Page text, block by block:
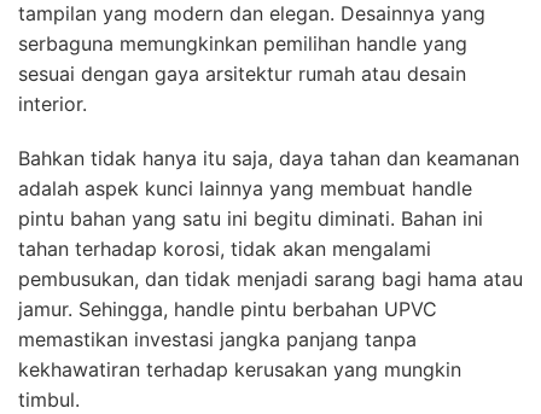
tampilan yang modern dan elegan. Desainnya yang
serbaguna memungkinkan pemilihan handle yang
sesuai dengan gaya arsitektur rumah atau desain
interior.
Bahkan tidak hanya itu saja, daya tahan dan keamanan
adalah aspek kunci lainnya yang membuat handle
pintu bahan yang satu ini begitu diminati. Bahan ini
tahan terhadap korosi, tidak akan mengalami
pembusukan, dan tidak menjadi sarang bagi hama atau
jamur. Sehingga, handle pintu berbahan UPVC
memastikan investasi jangka panjang tanpa
kekhawatiran terhadap kerusakan yang mungkin
timbul.